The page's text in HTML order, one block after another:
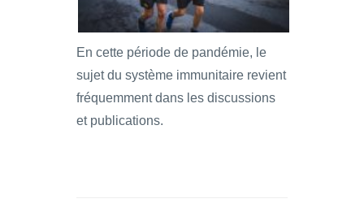
En cette période de pandémie, le
sujet du système immunitaire revient
fréquemment dans les discussions
et publications.